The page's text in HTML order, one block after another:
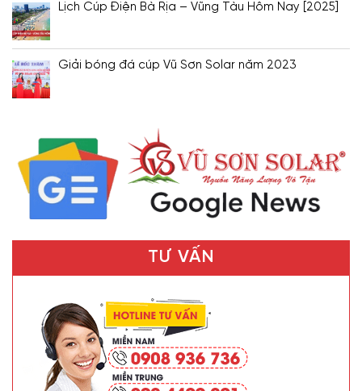
Lịch Cúp Điện Bà Rịa – Vũng Tàu Hôm Nay [2025]
Giải bóng đá cúp Vũ Sơn Solar năm 2023
TƯ VẤN